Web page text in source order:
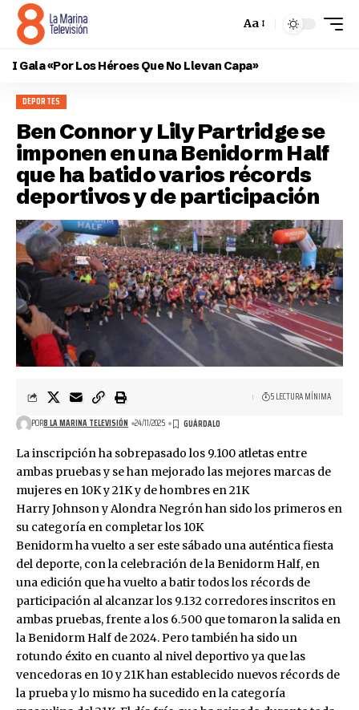
Aa
I Gala «Por Los Héroes Que No Llevan Capa»
DEPORTES
Ben Connor y Lily Partridge se
imponen en una Benidorm Half
que ha batido varios récords
deportivos y de participación
POR8 LA MARINA TELEVISIÓN 24/11/2025
5 LECTURA MÍNIMA
La inscripción ha sobrepasado los 9.100 atletas entre
ambas pruebas y se han mejorado las mejores marcas de
mujeres en 10K y 21K y de hombres en 21K
Harry Johnson y Alondra Negrón han sido los primeros en
su categoría en completar los 10K
Benidorm ha vuelto a ser este sábado una auténtica fiesta
del deporte, con la celebración de la Benidorm Half, en
una edición que ha vuelto a batir todos los récords de
participación al alcanzar los 9.132 corredores inscritos en
ambas pruebas, frente a los 6.500 que tomaron la salida en
la Benidorm Half de 2024. Pero también ha sido un
rotundo éxito en cuanto al nivel deportivo ya que las
vencedoras en 10 y 21K han establecido nuevos récords de
la prueba y lo mismo ha sucedido en la categoría